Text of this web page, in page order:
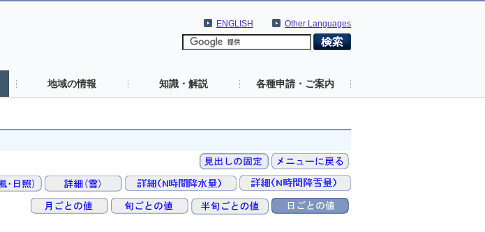
Other Languages
ENGLISH
地域の情報 知識・解説 各種申請・ご案内